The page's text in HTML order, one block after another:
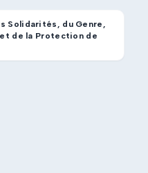
Solidarités, du Genre,
et de la Protection de